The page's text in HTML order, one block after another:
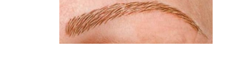
סמן קישורים
לאפס
את
cached